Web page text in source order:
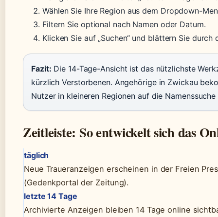
Wählen Sie Ihre Region aus dem Dropdown-
Filtern Sie optional nach Namen oder Datum.
Klicken Sie auf „Suchen“ und blättern Sie durch
Fazit: Die 14-Tage-Ansicht ist das nützlichste
kürzlich Verstorbenen. Angehörige in Zwickau
Nutzer in kleineren Regionen auf die
Zeitleiste: So entwickelt sich das
täglich
Neue Traueranzeigen erscheinen in der Freien
(Gedenkportal der Zeitung).
letzte 14 Tage
Archivierte Anzeigen bleiben 14 Tage online